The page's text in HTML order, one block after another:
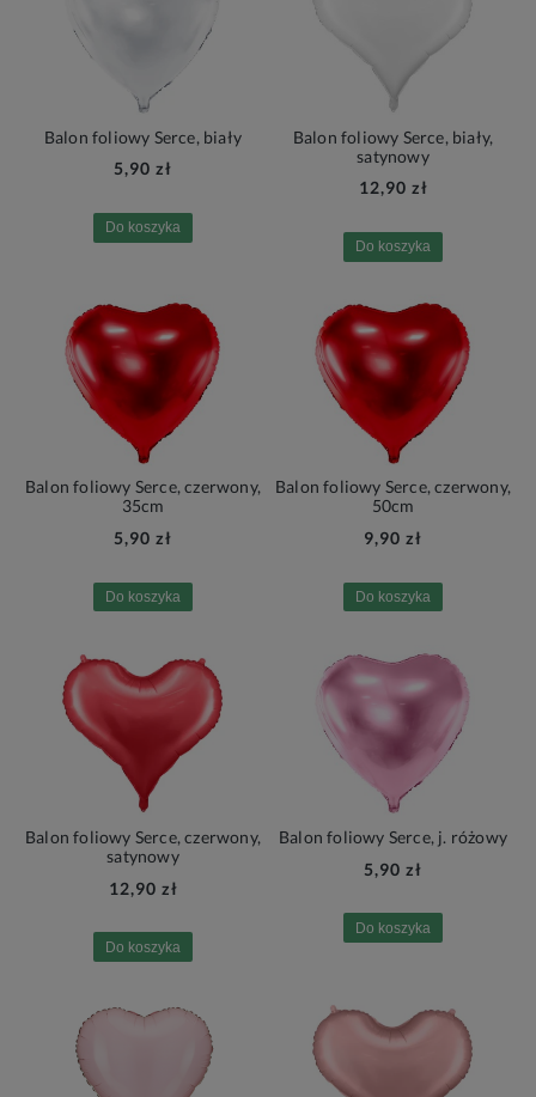
Balon foliowy Serce, biały
5,90 zł
Do koszyka
Balon foliowy Serce, biały,
satynowy
12,90 zł
Do koszyka
Balon foliowy Serce, czerwony,
35cm
5,90 zł
Do koszyka
Balon foliowy Serce, czerwony,
50cm
9,90 zł
Do koszyka
Balon foliowy Serce, czerwony,
satynowy
12,90 zł
Do koszyka
Balon foliowy Serce, j. różowy
5,90 zł
Do koszyka